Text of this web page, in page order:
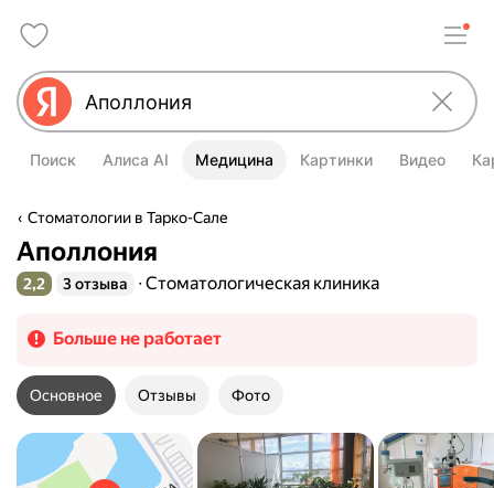
Поиск Алиса AI Медицина Картинки Видео
Стоматологии в Тарко-Сале
Аполлония
Рейтинг 2,2 из 5
2,2 3 отзыва Стоматологическая клиника
Больше не работает
Основное Отзывы Фото